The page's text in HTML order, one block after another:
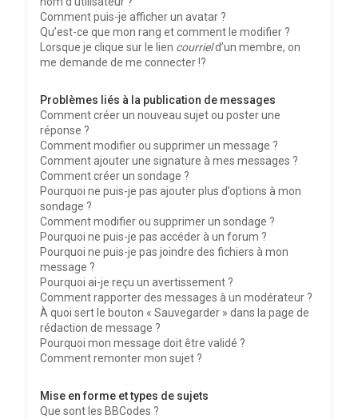
Comment puis-je afficher un avatar ?
Qu’est-ce que mon rang et comment le modifier ?
Lorsque je clique sur le lien courrield’un membre, on
me demande de me connecter !?
Problèmes liés à la publication de messages
Comment créer un nouveau sujet ou poster une
réponse ?
Comment modifier ou supprimer un message ?
Comment ajouter une signature à mes messages ?
Comment créer un sondage ?
Pourquoi ne puis-je pas ajouter plus d’options à mon
sondage ?
Comment modifier ou supprimer un sondage ?
Pourquoi ne puis-je pas accéder à un forum ?
Pourquoi ne puis-je pas joindre des fichiers à mon
message ?
Pourquoi ai-je reçu un avertissement ?
Comment rapporter des messages à un modérateur ?
À quoi sert le bouton « Sauvegarder » dans la page de
rédaction de message ?
Pourquoi mon message doit être validé ?
Comment remonter mon sujet ?
Mise en forme et types de sujets
Que sont les BBCodes ?